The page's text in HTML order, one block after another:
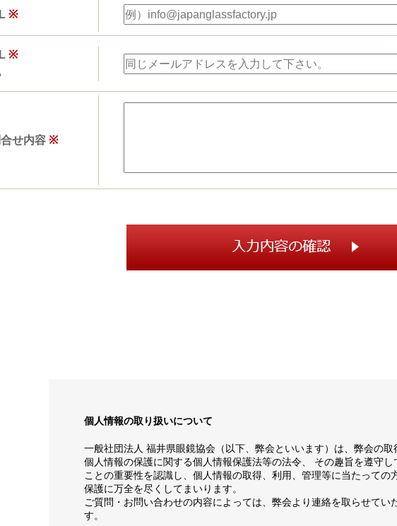
※
※
せ内容 ※
個人情報の取り扱いについて
一般社団法人 福井県眼鏡協会（以下、弊会といいます）は、弊会の取
個人情報の保護に関する個人情報保護法等の法令、 その趣旨を遵守
ことの重要性を認識し、個人情報の取得、利用、管理等に当たっての
保護に万全を尽くしてまいります。
ご質問・お問い合わせの内容によっては、弊会より連絡を取らせてい
す。